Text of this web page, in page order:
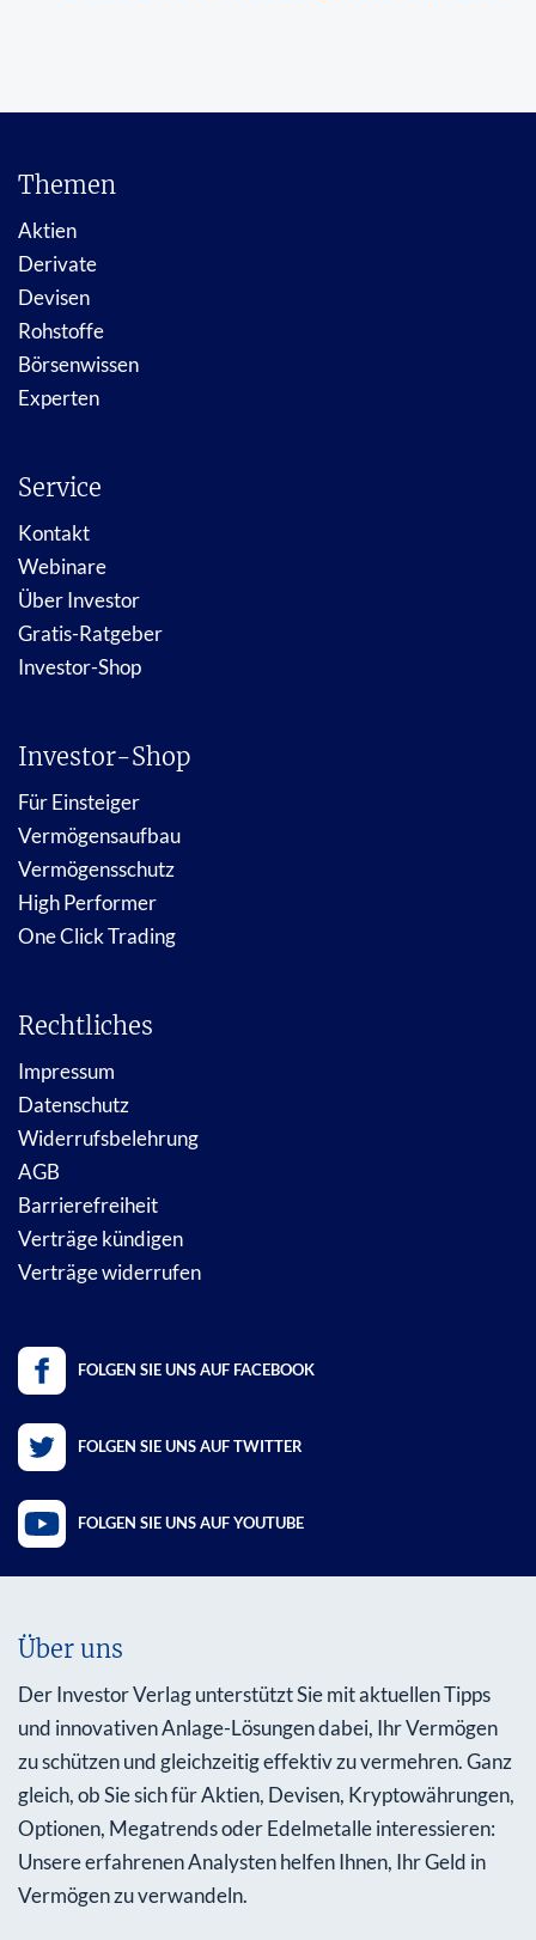
Themen
Aktien
Derivate
Devisen
Rohstoffe
Börsenwissen
Experten
Service
Kontakt
Webinare
Über Investor
Gratis-Ratgeber
Investor-Shop
Investor-Shop
Für Einsteiger
Vermögensaufbau
Vermögensschutz
High Performer
One Click Trading
Rechtliches
Impressum
Datenschutz
Widerrufsbelehrung
AGB
Barrierefreiheit
Verträge kündigen
Verträge widerrufen
FOLGEN SIE UNS AUF FACEBOOK
FOLGEN SIE UNS AUF TWITTER
FOLGEN SIE UNS AUF YOUTUBE
Über uns
Der Investor Verlag unterstützt Sie mit aktuellen Tipps
und innovativen Anlage-Lösungen dabei, Ihr Vermögen
zu schützen und gleichzeitig effektiv zu vermehren. Ganz
gleich, ob Sie sich für Aktien, Devisen, Kryptowährungen,
Optionen, Megatrends oder Edelmetalle interessieren:
Unsere erfahrenen Analysten helfen Ihnen, Ihr Geld in
Vermögen zu verwandeln.